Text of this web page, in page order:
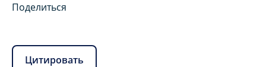
Поделиться
Цитировать